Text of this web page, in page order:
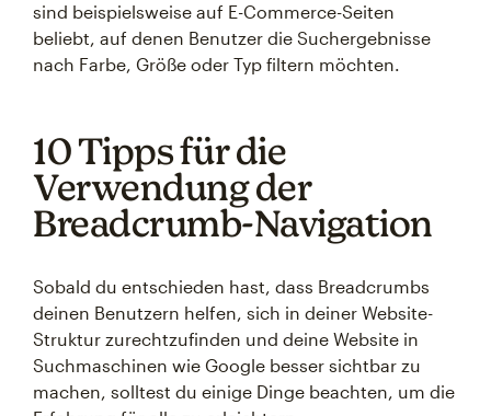
sind beispielsweise auf E-Commerce-Seiten
beliebt, auf denen Benutzer die Suchergebnisse
nach Farbe, Größe oder Typ filtern möchten.
10 Tipps für die
Verwendung der
Breadcrumb-Navigation
Sobald du entschieden hast, dass Breadcrumbs
deinen Benutzern helfen, sich in deiner Website-
Struktur zurechtzufinden und deine Website in
Suchmaschinen wie Google besser sichtbar zu
machen, solltest du einige Dinge beachten, um die